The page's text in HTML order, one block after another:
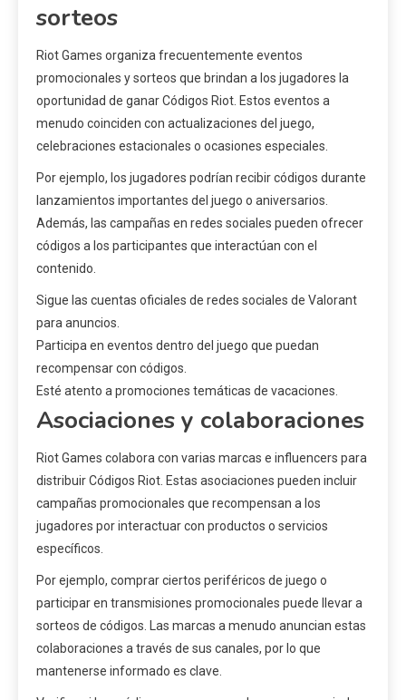
sorteos
Riot Games organiza frecuentemente eventos
promocionales y sorteos que brindan a los jugadores la
oportunidad de ganar Códigos Riot. Estos eventos a
menudo coinciden con actualizaciones del juego,
celebraciones estacionales o ocasiones especiales.
Por ejemplo, los jugadores podrían recibir códigos durante
lanzamientos importantes del juego o aniversarios.
Además, las campañas en redes sociales pueden ofrecer
códigos a los participantes que interactúan con el
contenido.
Sigue las cuentas oficiales de redes sociales de Valorant
para anuncios.
Participa en eventos dentro del juego que puedan
recompensar con códigos.
Esté atento a promociones temáticas de vacaciones.
Asociaciones y colaboraciones
Riot Games colabora con varias marcas e influencers para
distribuir Códigos Riot. Estas asociaciones pueden incluir
campañas promocionales que recompensan a los
jugadores por interactuar con productos o servicios
específicos.
Por ejemplo, comprar ciertos periféricos de juego o
participar en transmisiones promocionales puede llevar a
sorteos de códigos. Las marcas a menudo anuncian estas
colaboraciones a través de sus canales, por lo que
mantenerse informado es clave.